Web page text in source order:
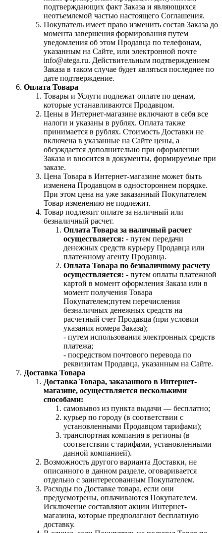
подтверждающих факт Заказа и являющихся
неотъемлемой частью настоящего Соглашения.
Покупатель имеет право изменить состав Заказа до
момента завершения формирования путем
уведомления об этом Продавца по телефонам,
указанным на Сайте, или электронной почте
info@atega.ru. Действительным подтверждением
Заказа в таком случае будет являться последнее по
дате подтверждение.
Оплата Товара
Товары и Услуги подлежат оплате по ценам,
которые устанавливаются Продавцом.
Цены в Интернет-магазине включают в себя все
налоги и указаны в рублях. Оплата также
принимается в рублях. Стоимость Доставки не
включена в указанные на Сайте цены, а
обсуждается дополнительно при оформлении
Заказа и вносится в документы, формируемые при
заказе.
Цена Товара в Интернет-магазине может быть
изменена Продавцом в одностороннем порядке.
При этом цена на уже заказанный Покупателем
Товар изменению не подлежит.
Товар подлежит оплате за наличный или
безналичный расчет.
Оплата Товара за наличный расчет
осуществляется: - путем передачи
денежных средств курьеру Продавца или
платежному агенту Продавца.
Оплата Товара по безналичному расчету
осуществляется: - путем оплаты платежной
картой в момент оформления Заказа или в
момент получения Товара
Покупателем;путем перечисления
безналичных денежных средств на
расчетный счет Продавца (при условии
указания номера Заказа);
- путем использования электронных средств
платежа;
- посредством почтового перевода по
реквизитам Продавца, указанным на Сайте.
Доставка Товара
Доставка Товара, заказанного в Интернет-
магазине, осуществляется несколькими
способами:
самовывоз из пункта выдачи — бесплатно;
курьер по городу (в соответствии с
установленными Продавцом тарифами);
транспортная компания в регионы (в
соответствии с тарифами, установленными
данной компанией).
Возможность другого варианта Доставки, не
описанного в данном разделе, оговаривается
отдельно с заинтересованным Покупателем.
Расходы по Доставке товара, если они
предусмотрены, оплачиваются Покупателем.
Исключение составляют акции Интернет-
магазина, которые предполагают бесплатную
доставку.